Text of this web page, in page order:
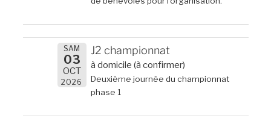
SAM
03
OCT
2026
J2 championnat
à domicile (à confirmer)
Deuxième journée du championnat
phase 1